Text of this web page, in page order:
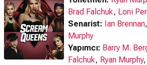
Brad Falchuk, Loni
Senarist: Ian Brennan,
Murphy
Yapımcı: Barry M.
Falchuk, Ryan Murphy,